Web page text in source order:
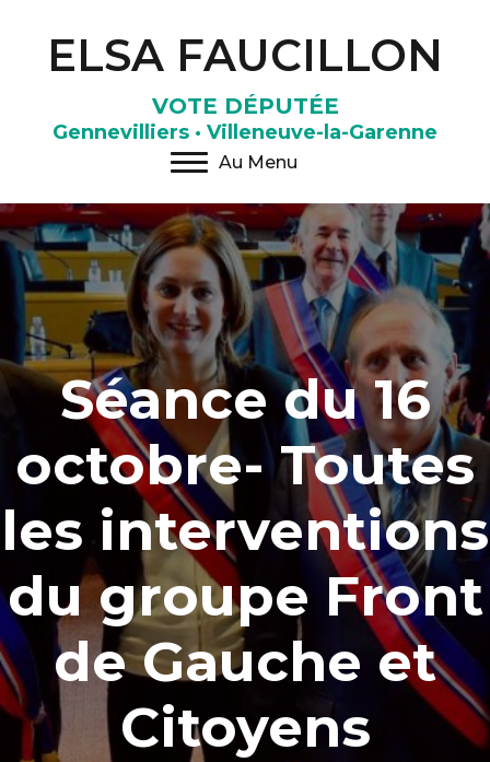
ELSA FAUCILLON
VOTE DÉPUTÉE
Gennevilliers · Villeneuve-la-Garenne
Au Menu
Séance du 16
octobre- Toutes
les interventions
du groupe Front
de Gauche et
Citoyens